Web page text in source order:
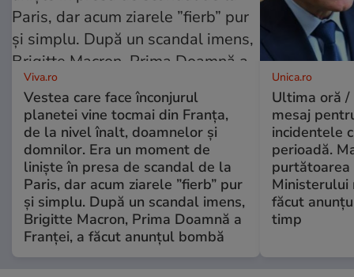
Viva.ro
Vestea care face înconjurul
planetei vine tocmai din Franța,
de la nivel înalt, doamnelor și
domnilor. Era un moment de
liniște în presa de scandal de la
Paris, dar acum ziarele ”fierb” pur
și simplu. După un scandal imens,
Brigitte Macron, Prima Doamnă a
Franței, a făcut anunțul bombă
Unica.ro
Ultima oră /
mesaj
incidentele
perioadă.
purtătoarea
Ministerului
făcut
timp